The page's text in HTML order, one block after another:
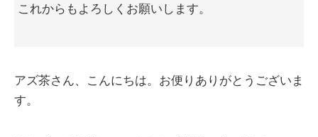
これからもよろしくお願いします。
アズ茶さん、こんにちは。お便りありがとうございま
す。